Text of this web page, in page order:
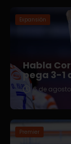
Expansión
Habla
pega 3-1
6 de agosto
Premier